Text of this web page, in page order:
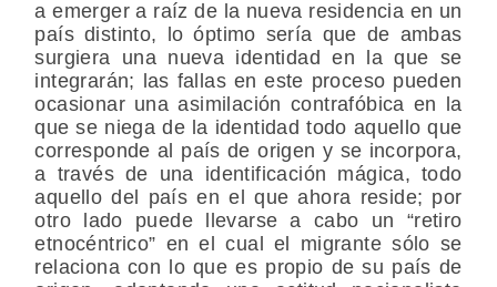
a emerger a raíz de la nueva residencia en un
país distinto, lo óptimo sería que de ambas
surgiera una nueva identidad en la que se
integrarán; las fallas en este proceso pueden
ocasionar una asimilación contrafóbica en la
que se niega de la identidad todo aquello que
corresponde al país de origen y se incorpora,
a través de una identificación mágica, todo
aquello del país en el que ahora reside; por
otro lado puede llevarse a cabo un “retiro
etnocéntrico” en el cual el migrante sólo se
relaciona con lo que es propio de su país de